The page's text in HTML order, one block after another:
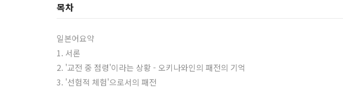
목차
일본어요약
1. 서론
2. '교전 중 점령'이라는 상황 - 오키나와인의 패전의 기억
3. '선험적 체험'으로서의 패전